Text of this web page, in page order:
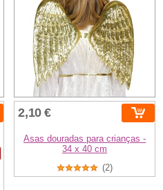
2,10 €
Asas douradas para crianças -
34 x 40 cm
(2)